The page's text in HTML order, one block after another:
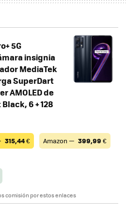
5G
insignia
MediaTek
SuperDart
AMOLED de
6 + 128
315,44€ Amazon — 399,99 €
comisión por estos enlaces